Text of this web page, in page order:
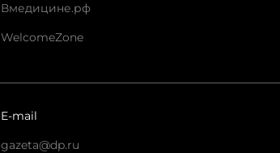
Вмедицине.рф
WelcomeZone
E-mail
gazeta@dp.ru